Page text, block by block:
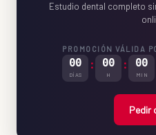
Estudio dental completo
PROMOCIÓN VÁLIDA
00
DÍAS
: 00
H
: 00
MIN
Pedir